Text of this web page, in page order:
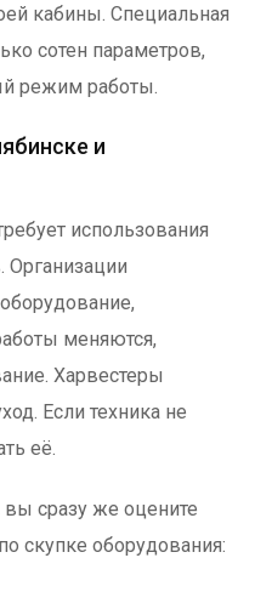
кабины. Специальная
сотен параметров,
режим работы.
и
использования
Организации
меняются,
Харвестеры
Если техника не
её.
вы сразу же оцените
скупке оборудования: